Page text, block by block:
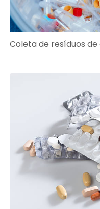
Coleta de resíduos